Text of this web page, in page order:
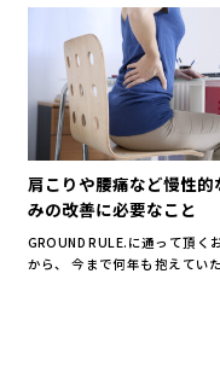
肩こりや腰痛など慢性的
みの改善に必要なこと
GROUND RULE.に通って頂く
から、 今まで何年も抱えてい